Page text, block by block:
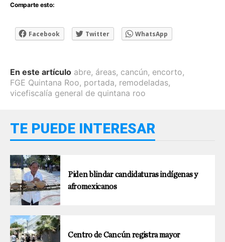
Comparte esto:
Facebook Twitter WhatsApp
En este artículo abre, áreas, cancún, encorto,
FGE Quintana Roo, portada, remodeladas,
vicefiscalía general de quintana roo
TE PUEDE INTERESAR
Piden blindar candidaturas indígenas y
afromexicanos
Centro de Cancún registra mayor